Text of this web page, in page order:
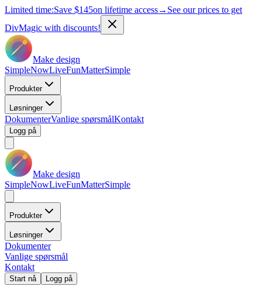
Limited time:Save $145on lifetime access→ See our prices to get
DivMagic with discounts!
Make design
SimpleNowLiveFunMatterSimple
Produkter
Løsninger
DokumenterVanlige spørsmålKontakt
Logg på
Make design
SimpleNowLiveFunMatterSimple
Produkter
Løsninger
Dokumenter
Vanlige spørsmål
Kontakt
Start nå Logg på